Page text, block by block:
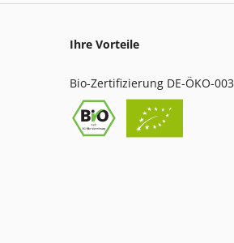
Ihre Vorteile
Bio-Zertifizierung DE-ÖKO-003